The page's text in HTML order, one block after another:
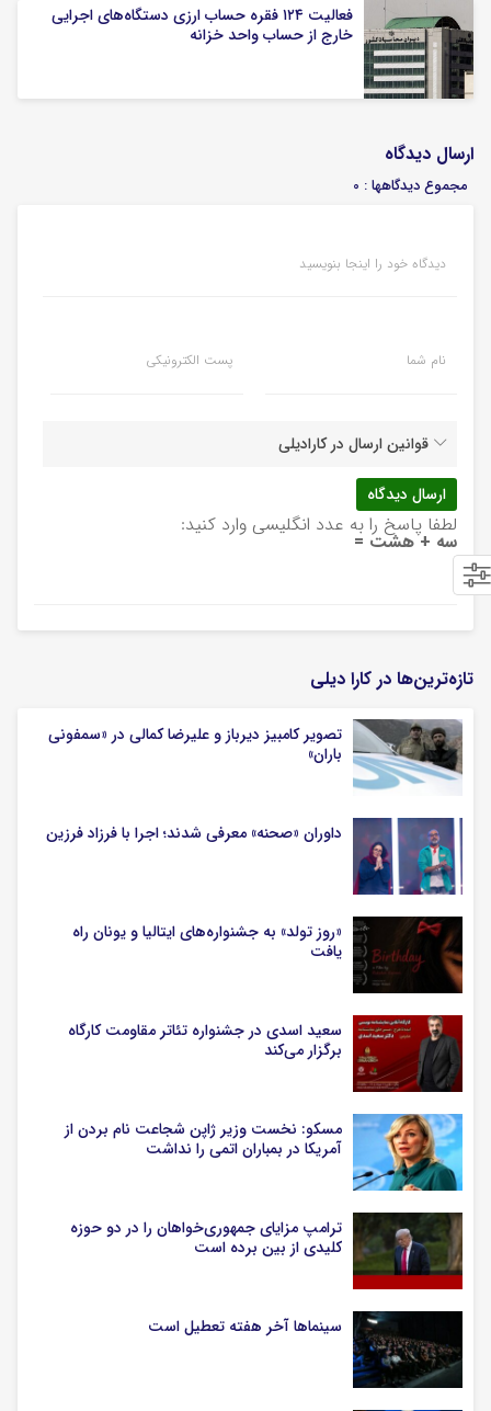
فعالیت ۱۲۴ فقره حساب ارزی دستگاه‌های اجرایی
خارج از حساب واحد خزانه
ارسال دیدگاه
مجموع دیدگاهها : 0
دیدگاه خود را اینجا بنویسید
نام شما پست الکترونیکی
قوانین ارسال در کارادیلی
لطفا پاسخ را به عدد انگلیسی وارد کنید:
سه + هشت =
تازه‌ترین‌ها در کارا دیلی
تصویر کامبیز دیرباز و علیرضا کمالی در «سمفونی
باران»
داوران «صحنه» معرفی شدند؛ اجرا با فرزاد فرزین
«روز تولد» به جشنواره‌های ایتالیا و یونان راه
یافت
سعید اسدی در جشنواره تئاتر مقاومت کارگاه
برگزار می‌کند
مسکو: نخست وزیر ژاپن شجاعت نام بردن از
آمریکا در بمباران اتمی را نداشت
ترامپ مزایای جمهوری‌خواهان را در دو حوزه
کلیدی از بین برده است
سینماها آخر هفته تعطیل است